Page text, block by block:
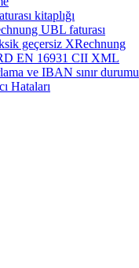
kitaplığı
UBL faturası
geçersiz XRechnung
EN 16931 CII XML
ve IBAN sınır durumu
Hataları